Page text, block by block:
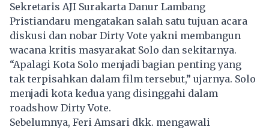
Sekretaris AJI Surakarta Danur Lambang
Pristiandaru mengatakan salah satu tujuan acara
diskusi dan nobar Dirty Vote yakni membangun
wacana kritis masyarakat Solo dan sekitarnya.
“Apalagi Kota Solo menjadi bagian penting yang
tak terpisahkan dalam film tersebut,” ujarnya. Solo
menjadi kota kedua yang disinggahi dalam
roadshow Dirty Vote.
Sebelumnya, Feri Amsari dkk. mengawali